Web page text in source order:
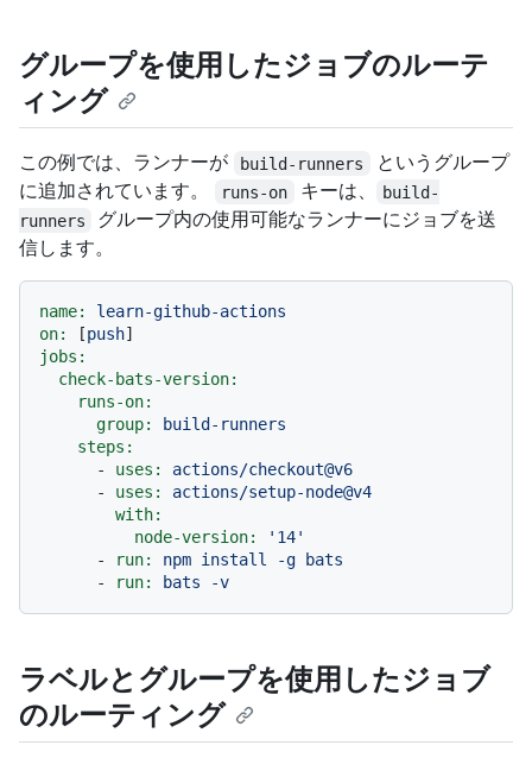
グループを使用したジョブのルーテ
ィング
この例では、ランナーが build-runners
というグループ
に追加されています。
runs-on キーは、
build-
runners
グループ内の使用可能なランナーにジョブを送
信します。
name:
learn-github-actions
on:
[push
jobs:
check-bats-version:
runs-on:
group:
build-runners
steps:
-
uses:
actions/checkout@v6
-
uses:
actions/setup-node@v4
with:
node-version:
'14'
-
run: npm install -g
bats
-
run: bats -v
ラベルとグループを使用したジョブ
のルーティング